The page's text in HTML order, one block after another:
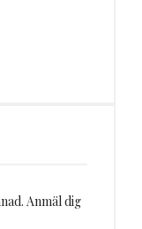
Anmäl dig